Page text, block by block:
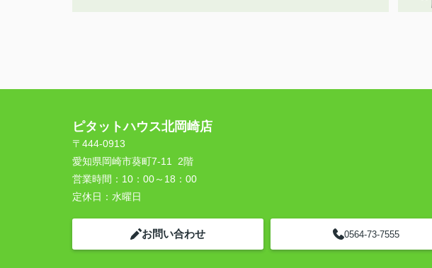
ピタットハウス北岡崎店
〒444-0913
愛知県岡崎市葵町7-11 2階
営業時間： 10：00～18：00
定休日： 水曜日
お問い合わせ 0564-73-7555